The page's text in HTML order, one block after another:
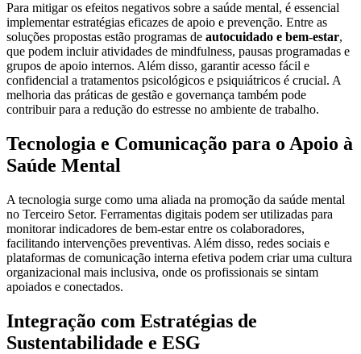
Para mitigar os efeitos negativos sobre a saúde mental, é essencial
implementar estratégias eficazes de apoio e prevenção. Entre as
soluções propostas estão programas de autocuidado e bem-estar,
que podem incluir atividades de mindfulness, pausas programadas e
grupos de apoio internos. Além disso, garantir acesso fácil e
confidencial a tratamentos psicológicos e psiquiátricos é crucial. A
melhoria das práticas de gestão e governança também pode
contribuir para a redução do estresse no ambiente de trabalho.
Tecnologia e Comunicação para o Apoio à
Saúde Mental
A tecnologia surge como uma aliada na promoção da saúde mental
no Terceiro Setor. Ferramentas digitais podem ser utilizadas para
monitorar indicadores de bem-estar entre os colaboradores,
facilitando intervenções preventivas. Além disso, redes sociais e
plataformas de comunicação interna efetiva podem criar uma cultura
organizacional mais inclusiva, onde os profissionais se sintam
apoiados e conectados.
Integração com Estratégias de
Sustentabilidade e ESG